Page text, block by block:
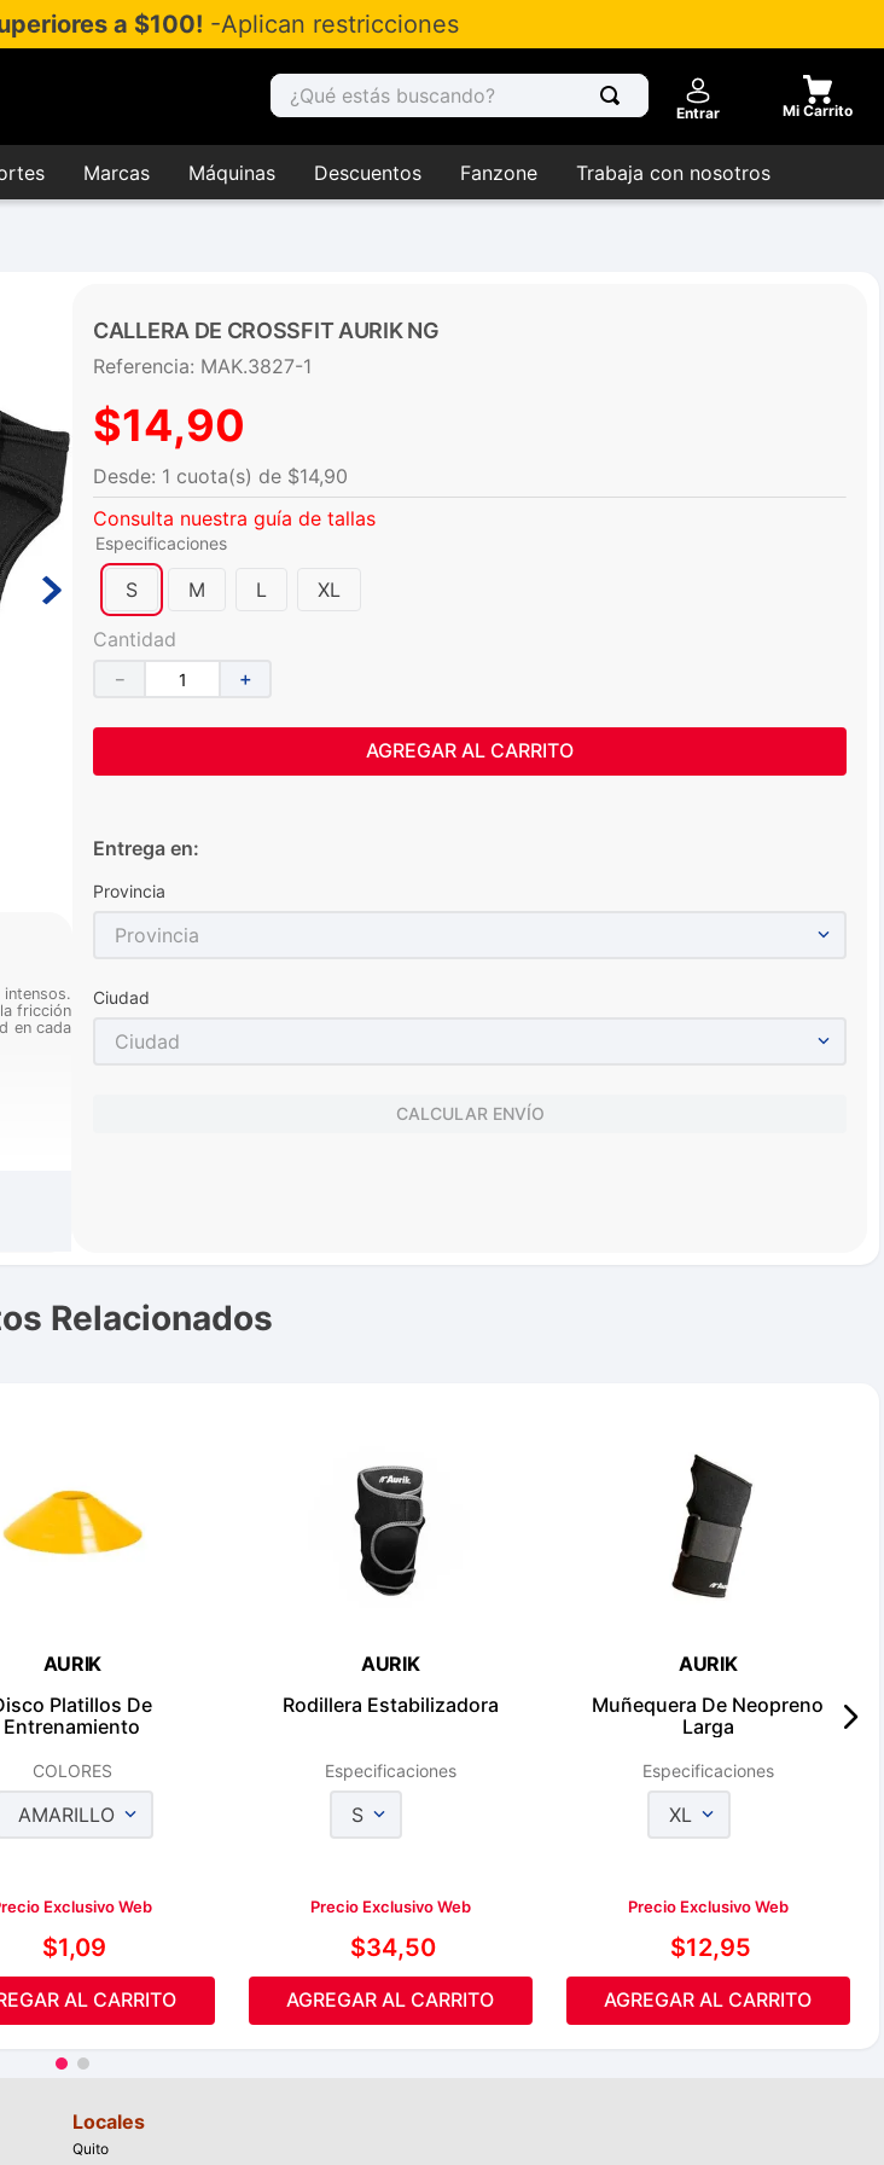
a $100! -Aplican restricciones
¿Qué estás buscando?
Entrar
Marcas Máquinas Descuentos Fanzone Trabaja con nosotros
fricción
en cada
CALLERA DE CROSSFIT AURIK NG
Referencia: MAK.3827-1
$14,90
$14,90
Consulta nuestra guía de tallas
Especificaciones
S M L XL
Cantidad
＋
－
AGREGAR AL CARRITO
Entrega en:
Provincia
Provincia
Ciudad
Ciudad
CALCULAR ENVÍO
Relacionados
AURIK
Platillos De
Entrenamiento
COLORES
AMARILLO
Exclusivo Web
$1,09
AL CARRITO
AURIK
Rodillera Estabilizadora
Especificaciones
S
Precio Exclusivo Web
$34,50
AGREGAR AL CARRITO
AURIK
Muñequera De Neopreno
Larga
Especificaciones
XL
Precio Exclusivo Web
$12,95
AGREGAR AL CARRITO
Locales
Quito